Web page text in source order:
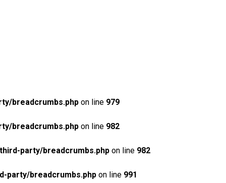
breadcrumbs.php on line 979
breadcrumbs.php on line 982
party/breadcrumbs.php on line 982
party/breadcrumbs.php on line 991